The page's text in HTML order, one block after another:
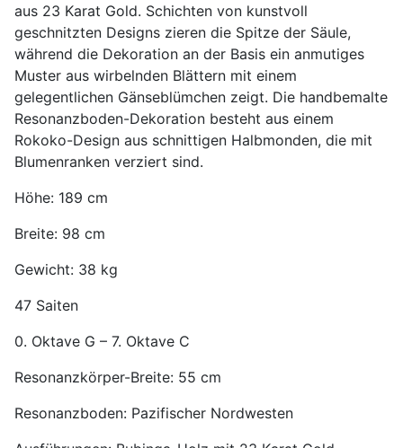
aus 23 Karat Gold. Schichten von kunstvoll
geschnitzten Designs zieren die Spitze der Säule,
während die Dekoration an der Basis ein anmutiges
Muster aus wirbelnden Blättern mit einem
gelegentlichen Gänseblümchen zeigt. Die handbemalte
Resonanzboden-Dekoration besteht aus einem
Rokoko-Design aus schnittigen Halbmonden, die mit
Blumenranken verziert sind.
Höhe: 189 cm
Breite: 98 cm
Gewicht: 38 kg
47 Saiten
0. Oktave G – 7. Oktave C
Resonanzkörper-Breite: 55 cm
Resonanzboden: Pazifischer Nordwesten